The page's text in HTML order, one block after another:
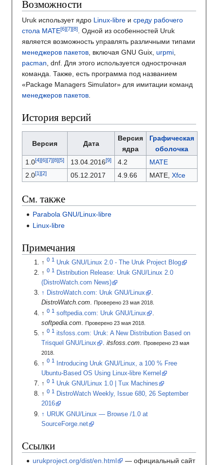
Возможности
Uruk использует ядро Linux-libre и среду рабочего
стола MATE
. Одной из особенностей Uruk
является возможность управлять различными типами
менеджеров пакетов, включая GNU Guix, urpmi,
pacman, dnf. Для этого используется однострочная
команда. Также, есть программа под названием
«Package Managers Simulator» для имитации команд
менеджеров пакетов.
История версий
Версия Дата
Версия
ядра
Графическая
оболочка
1.0
13.04.2016 4.2
MATE
2.0
05.12.2017 4.9.66 MATE, Xfce
См. также
Parabola GNU/Linux-libre
Linux-libre
Примечания
Uruk GNU/Linux 2.0 - The Uruk Project Blog
Distribution Release: Uruk GNU/Linux 2.0
(DistroWatch.com News)
DistroWatch.com: Uruk GNU/Linux
.
DistroWatch.com. Проверено 23 мая 2018.
softpedia.com: Uruk GNU/Linux
softpedia.com
Проверено 23 мая 2018.
itsfoss.com: Uruk: A New Distribution Based on
Trisquel GNU/Linux
. itsfoss.com. Проверено 23 мая
2018.
Introducing Uruk GNU/Linux, a 100 % Free
Ubuntu-Based OS Using Linux-libre Kernel
Uruk GNU/Linux 1.0 | Tux Machines
DistroWatch Weekly, Issue 680, 26 September
2016
URUK GNU/Linux — Browse /1.0 at
SourceForge.net
Ссылки
urukproject.org/dist/en.html — официальный сайт